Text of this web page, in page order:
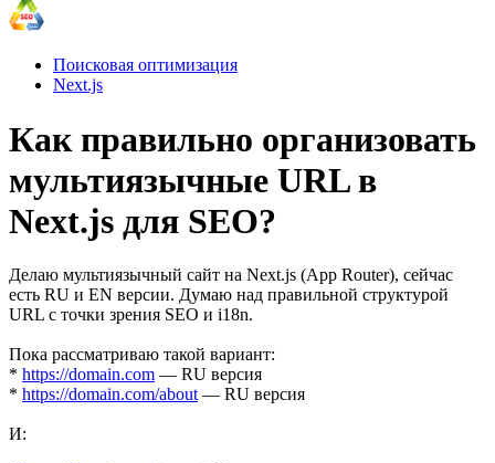
Поисковая оптимизация
Next.js
Как правильно организовать
мультиязычные URL в
Next.js для SEO?
Делаю мультиязычный сайт на Next.js (App Router), сейчас
есть RU и EN версии. Думаю над правильной структурой
URL с точки зрения SEO и i18n.
Пока рассматриваю такой вариант:
* https://domain.com — RU версия
* https://domain.com/about — RU версия
И: